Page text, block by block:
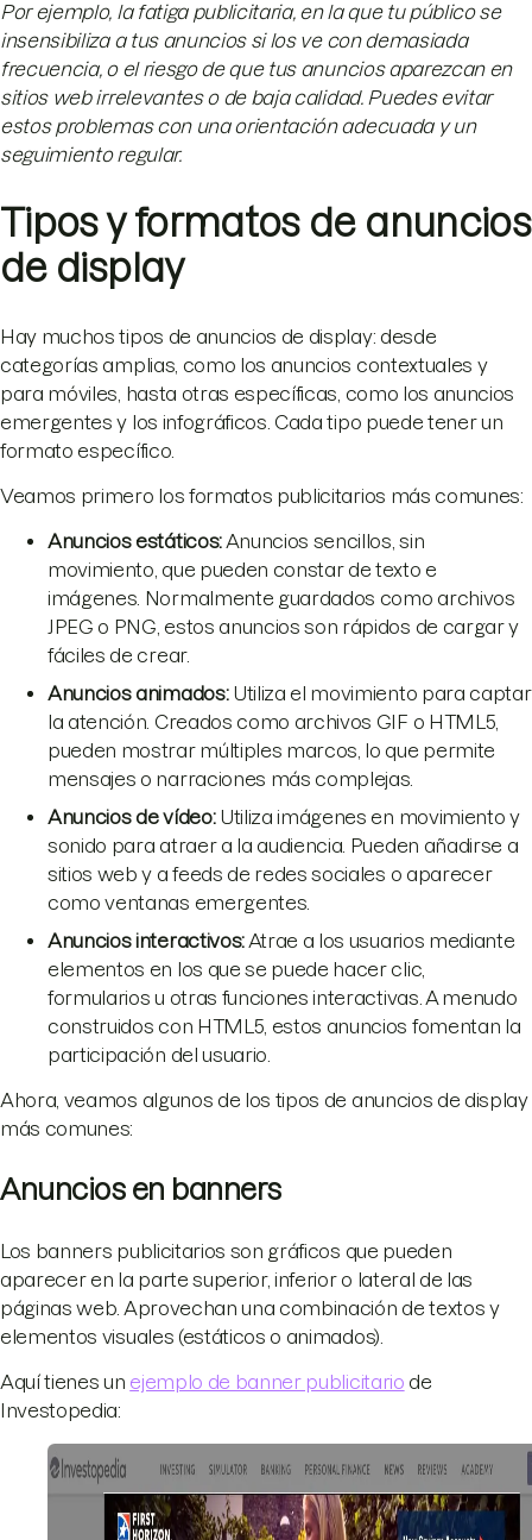
Por ejemplo, la fatiga publicitaria, en la que tu público se
insensibiliza a tus anuncios si los ve con demasiada
frecuencia, o el riesgo de que tus anuncios aparezcan en
sitios web irrelevantes o de baja calidad. Puedes evitar
estos problemas con una orientación adecuada y un
seguimiento regular.
Tipos y formatos de anuncios
de display
Hay muchos tipos de anuncios de display: desde
categorías amplias, como los anuncios contextuales y
para móviles, hasta otras específicas, como los anuncios
emergentes y los infográficos. Cada tipo puede tener un
formato específico.
Veamos primero los formatos publicitarios más comunes:
Anuncios estáticos:Anuncios sencillos, sin
movimiento, que pueden constar de texto e
imágenes. Normalmente guardados como archivos
JPEG o PNG, estos anuncios son rápidos de cargar y
fáciles de crear.
Anuncios animados:Utiliza el movimiento para captar
la atención. Creados como archivos GIF o HTML5,
pueden mostrar múltiples marcos, lo que permite
mensajes o narraciones más complejas.
Anuncios de vídeo:Utiliza imágenes en movimiento y
sonido para atraer a la audiencia. Pueden añadirse a
sitios web y a feeds de redes sociales o aparecer
como ventanas emergentes.
Anuncios interactivos:Atrae a los usuarios mediante
elementos en los que se puede hacer clic,
formularios u otras funciones interactivas. A menudo
construidos con HTML5, estos anuncios fomentan la
participación del usuario.
Ahora, veamos algunos de los tipos de anuncios de display
más comunes:
Anuncios en banners
Los banners publicitarios son gráficos que pueden
aparecer en la parte superior, inferior o lateral de las
páginas web. Aprovechan una combinación de textos y
elementos visuales (estáticos o animados).
Aquí tienes un ejemplo de banner publicitario de
Investopedia: